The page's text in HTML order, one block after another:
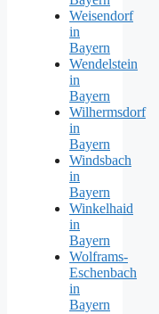
Weisendorf
in
Bayern
Wendelstein
in
Bayern
Wilhermsdorf
in
Bayern
Windsbach
in
Bayern
Winkelhaid
in
Bayern
Wolframs-
Eschenbach
in
Bayern